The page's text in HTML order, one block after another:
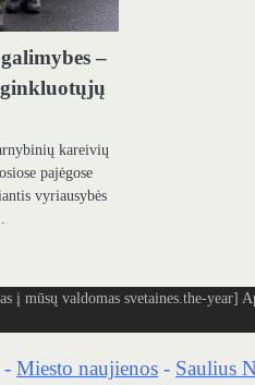
–
kareivių
pajėgose
vyriausybės
mūsų valdomas svetaines.the-year]
- Miesto naujienos - Saulius